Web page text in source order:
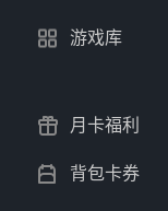
游戏库
月卡福利
背包卡券